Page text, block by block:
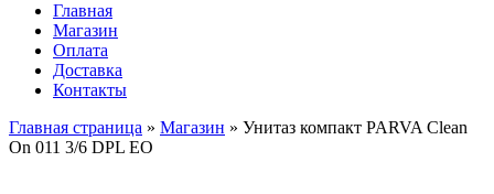
Главная
Магазин
Оплата
Доставка
Контакты
Главная страница » Магазин » Унитаз компакт PARVA Clean
On 011 3/6 DPL EO